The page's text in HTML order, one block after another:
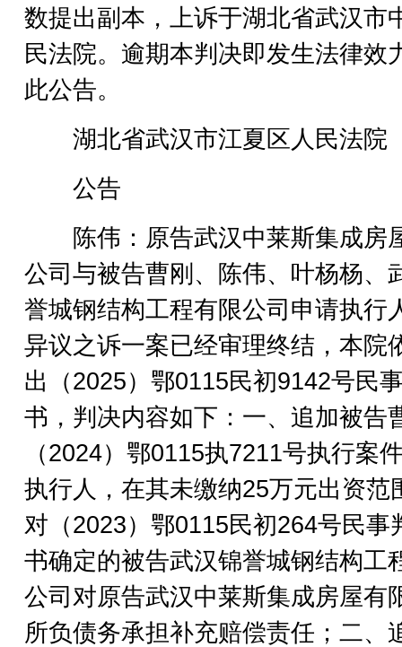
数提出副本，上诉于湖北省武汉市
民法院。逾期本判决即发生法律效
此公告。
湖北省武汉市江夏区人民法院
公告
陈伟：原告武汉中莱斯集成房
公司与被告曹刚、陈伟、叶杨杨、
誉城钢结构工程有限公司申请执行
异议之诉一案已经审理终结，本院
出（2025）鄂0115民初9142号民
书，判决内容如下：一、追加被告
（2024）鄂0115执7211号执行案
执行人，在其未缴纳25万元出资范
对（2023）鄂0115民初264号民事
书确定的被告武汉锦誉城钢结构工
公司对原告武汉中莱斯集成房屋有
所负债务承担补充赔偿责任；二、